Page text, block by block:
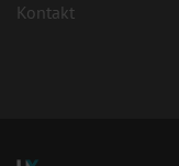
Kontakt